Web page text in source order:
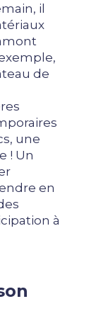
il
de
une
! Un
en
à